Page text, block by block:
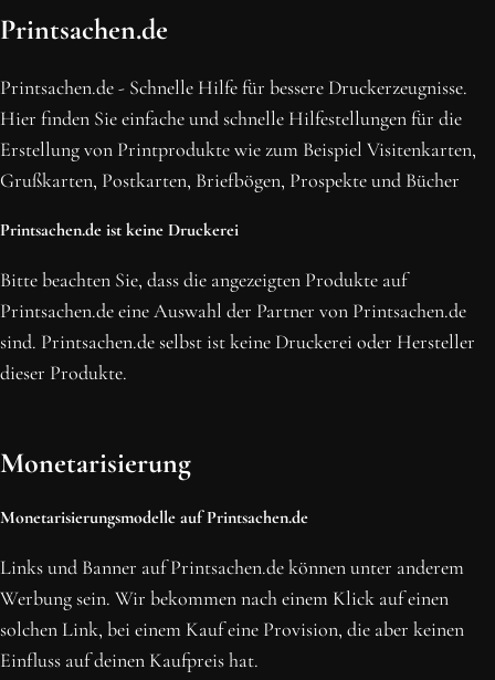
OH SCHON AM ENDE ANGEKOMMEN
BLEIBE MIT UNS IN VERBINDUNG!
Erhalte die neusten Beiträge, sichere dir Top-Angebote und
abonniere unseren Newsletter.
NEWSLETTER ABONNIEREN
Printsachen.de
Printsachen.de - Schnelle Hilfe für bessere Druckerzeugnisse.
Hier finden Sie einfache und schnelle Hilfestellungen für die
Erstellung von Printprodukte wie zum Beispiel Visitenkarten,
Grußkarten, Postkarten, Briefbögen, Prospekte und Bücher
Printsachen.de ist keine Druckerei
Bitte beachten Sie, dass die angezeigten Produkte auf
Printsachen.de eine Auswahl der Partner von Printsachen.de
sind. Printsachen.de selbst ist keine Druckerei oder Hersteller
dieser Produkte.
Monetarisierung
Monetarisierungsmodelle auf Printsachen.de
Links und Banner auf Printsachen.de können unter anderem
Werbung sein. Wir bekommen nach einem Klick auf einen
solchen Link, bei einem Kauf eine Provision, die aber keinen
Einfluss auf deinen Kaufpreis hat.